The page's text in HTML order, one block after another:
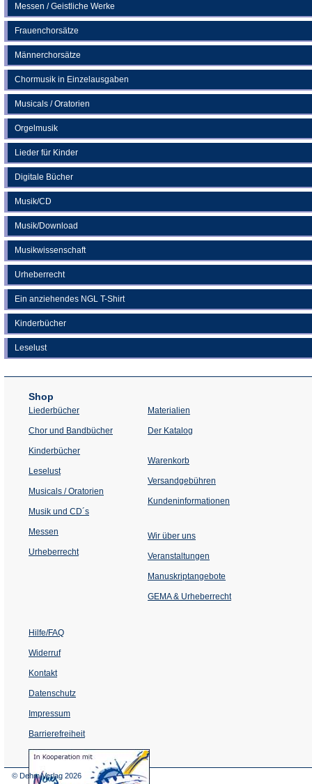
Messen / Geistliche Werke
Frauenchorsätze
Männerchorsätze
Chormusik in Einzelausgaben
Musicals / Oratorien
Orgelmusik
Lieder für Kinder
Digitale Bücher
Musik/CD
Musik/Download
Musikwissenschaft
Urheberrecht
Ein anziehendes NGL T-Shirt
Kinderbücher
Leselust
Shop
Liederbücher
Chor und Bandbücher
Kinderbücher
Leselust
Musicals / Oratorien
Musik und CD´s
Messen
Urheberrecht
Materialien
Der Katalog
Warenkorb
Versandgebühren
Kundeninformationen
Wir über uns
Veranstaltungen
einem
Tab)
Manuskriptangebote
GEMA & Urheberrecht
Hilfe/FAQ
Widerruf
Kontakt
Datenschutz
Impressum
Barrierefreiheit
(Öffnet
in
© Dehm Verlag 2026